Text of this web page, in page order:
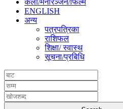
कला/मनोरञ्जन/फिल्म
ENGLISH
अन्य
पत्रपत्रिका
राशिफल
शिक्षा/ स्वास्थ
सूचना/प्रबिधि